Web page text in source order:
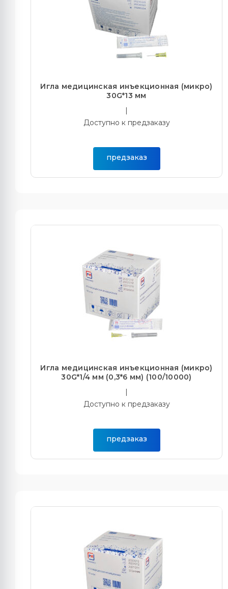
Игла медицинская инъекционная (микро)
30G*13 мм
|
Доступно к предзаказу
предзаказ
Игла медицинская инъекционная (микро)
30G*1/4 мм (0,3*6 мм) (100/10000)
|
Доступно к предзаказу
предзаказ